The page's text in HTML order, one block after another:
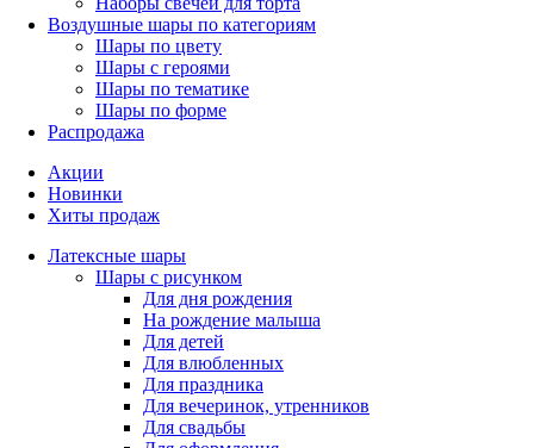
Воздушные шары по категориям
Шары по цвету
Шары с героями
Шары по тематике
Шары по форме
Распродажа
Акции
Новинки
Хиты продаж
Латексные шары
Шары с рисунком
Для дня рождения
На рождение малыша
Для детей
Для влюбленных
Для праздника
Для вечеринок, утренников
Для свадьбы